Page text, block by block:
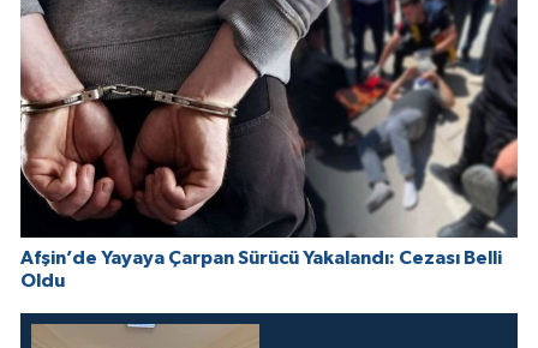
Afşin’de Yayaya Çarpan Sürücü Yakalandı: Cezası Belli
Oldu